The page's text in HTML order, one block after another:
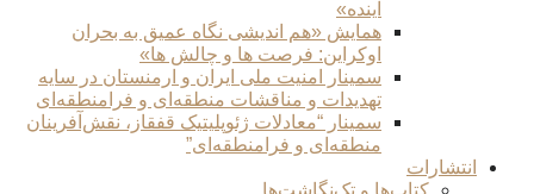
آینده»
همایش «هم اندیشی نگاه عمیق به بحران
اوکراین: فرصت ها و چالش ها»
سمینار امنیت ملی ایران و ارمنستان در سایه
تهدیدات و مناقشات منطقه‌ای و فرامنطقه‌ای
سمینار “معادلات ژئوپلیتیک قفقاز، نقش‌آفرینان
منطقه‌ای و فرامنطقه‌ای”
انتشارات
کتاب‌ها و تک‌نگاشت‌ها